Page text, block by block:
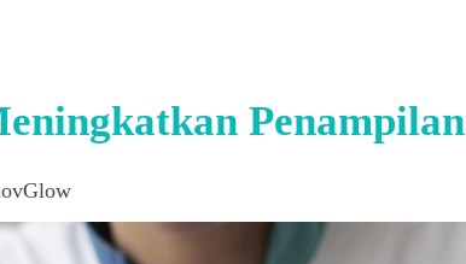
Penampilan